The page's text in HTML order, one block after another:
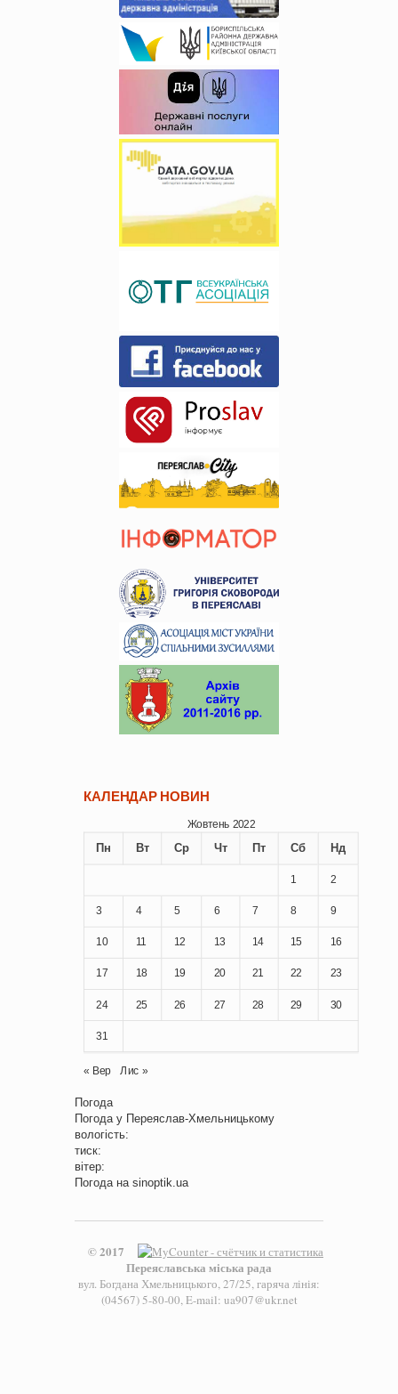
КАЛЕНДАР НОВИН
Жовтень 2022
Пн Вт Ср Чт Пт Сб Нд
1 2
3 4 5 6 7 8 9
10 11 12 13 14 15 16
17 18 19 20 21 22 23
24 25 26 27 28 29 30
31
« Вер Лис »
Погода
Погода у Переяслав-Хмельницькому
вологість:
тиск:
вітер:
Погода на sinoptik.ua
© 2017
Переяславська міська рада
вул. Богдана Хмельницького, 27/25, гаряча лінія:
(04567) 5-80-00, E-mail: ua907@ukr.net